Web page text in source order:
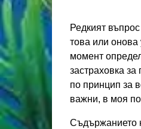
Редкият
това или
момент
застраховка
по принцип за
важни, в моя
Съдържанието